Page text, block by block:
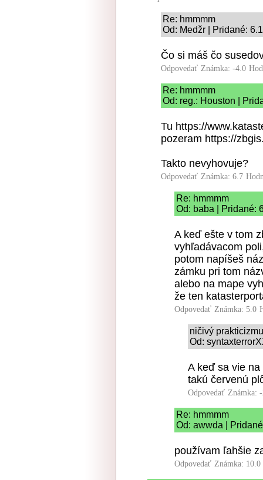
Re: hmmmm
Od: Medžr | Pridané:
Čo si máš čo
Odpovedať Známka: -4.0
Re: hmmmm
Od: reg.: Houston |
Tu https://
pozeram https://
Takto nevyhovuje?
Odpovedať Známka: 6.7
Re: hmmmm
Od: baba | Pridané:
A keď ešte v tom
vyhľadávacom
potom napíšeš
zámku pri tom
alebo na mape
že ten
Odpovedať Známka: 5.0
ničivý
Od:
A keď sa vie
takú červenú
Odpovedať Známka:
Re: hmmmm
Od: awwda |
používam ľahšie
Odpovedať Známka: 10.0